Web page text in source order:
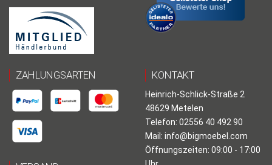
ZAHLUNGSARTEN KONTAKT
Heinrich-Schlick-Straße 2
48629 Metelen
Telefon: 02556 40 492 90
Mail: info@bigmoebel.com
Öffnungszeiten: 09:00 - 17:00